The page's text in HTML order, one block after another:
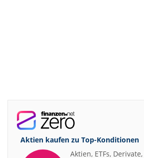
Aktien kaufen zu Top-Konditionen
Aktien, ETFs,